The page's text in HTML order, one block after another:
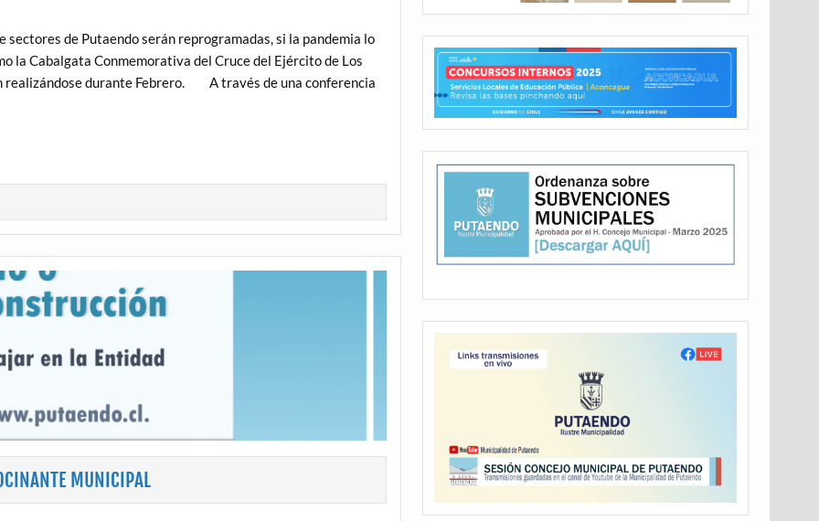
de Putaendo serán reprogramadas, si la pandemia lo
la Cabalgata Conmemorativa del Cruce del Ejército de Los
realizándose durante Febrero. A través de una conferencia
MUNICIPAL